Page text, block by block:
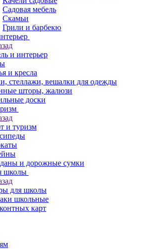
Садовая мебель
Скамьи
Грили и барбекю
и интерьер
и кресла
стеллажи, вешалки для одежды
шторы, жалюзи
доски
и туризм
и дорожные сумки
школы
для школы
школьные
карт